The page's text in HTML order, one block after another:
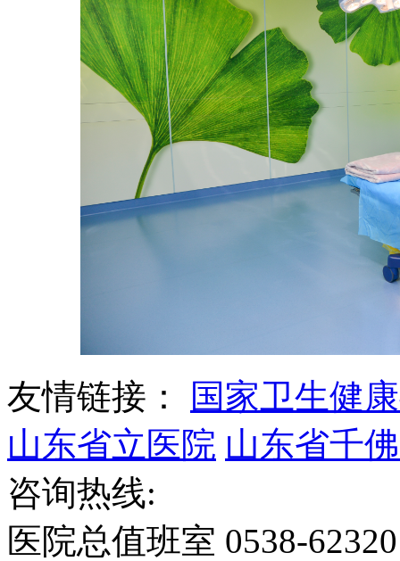
友情链接：
国家卫生健
山东省立医院 山东省千
咨询热线:
医院总值班室 0538-